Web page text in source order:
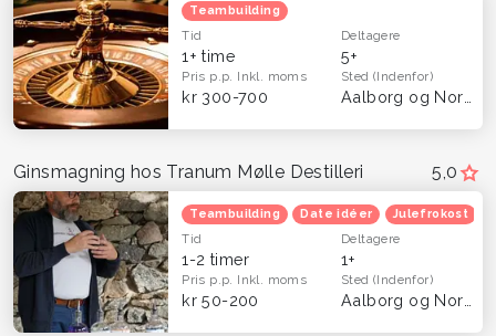
Teambuilding
Tid
1+ time
Deltagere
5+
Pris p.p. Inkl. moms
kr 300-700
Sted(Indenfor)
5,0
Ginsmagning hos Tranum Mølle Destilleri
Teambuilding Date idéer Julefrokost
Tid
1-2 timer
Deltagere
1+
Pris p.p. Inkl. moms
kr 50-200
Sted(Indenfor)